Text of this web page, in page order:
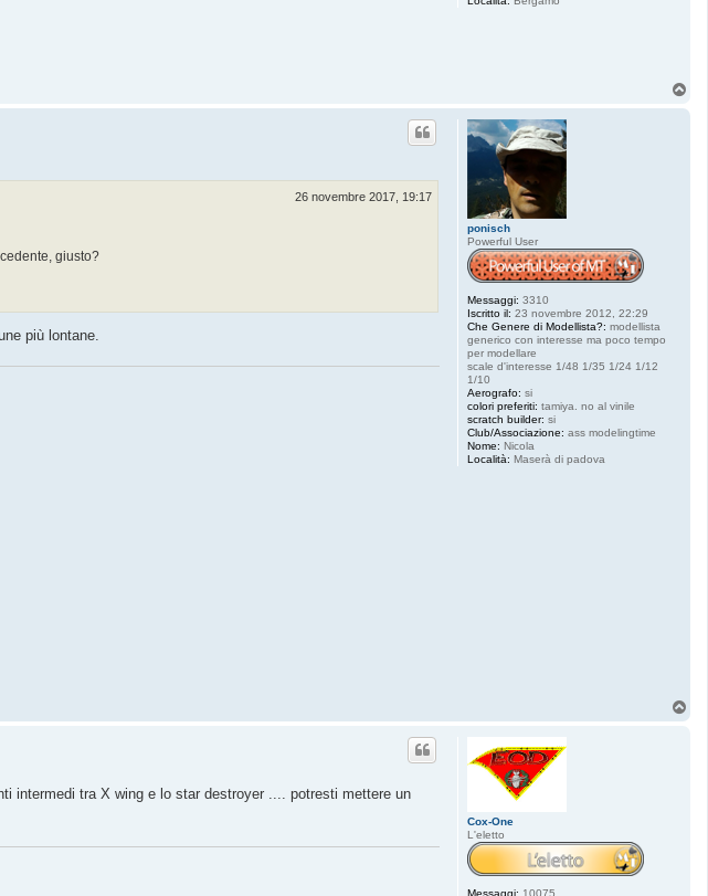
ponisch
Powerful User
Messaggi: 3310
Iscritto il: 23 novembre 2012, 22:29
Che Genere di Modellista?: modellista
generico con interesse ma poco tempo
per modellare
scale d'interesse 1/48 1/35 1/24 1/12
1/10
Aerografo: si
colori preferiti: tamiya. no al vinile
scratch builder: si
Club/Associazione: ass modelingtime
Nome: Nicola
Località: Maserà di padova
26 novembre 2017, 19:17
giusto?
più lontane.
Cox-One
L'eletto
Messaggi: 10075
intermedi tra X wing e lo star destroyer .... potresti mettere un